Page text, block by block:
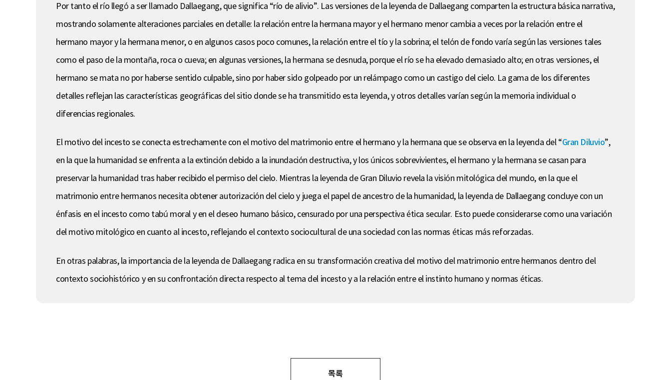
Por tanto el río llegó a ser llamado Dallaegang, que significa “río de alivio”. Las versiones de la leyenda de Dallaegang comparten la estructura básica narrativa,
mostrando solamente alteraciones parciales en detalle: la relación entre la hermana mayor y el hermano menor cambia a veces por la relación entre el
hermano mayor y la hermana menor, o en algunos casos poco comunes, la relación entre el tío y la sobrina; el telón de fondo varía según las versiones tales
como el paso de la montaña, roca o cueva; en algunas versiones, la hermana se desnuda, porque el río se ha elevado demasiado alto; en otras versiones, el
hermano se mata no por haberse sentido culpable, sino por haber sido golpeado por un relámpago como un castigo del cielo. La gama de los diferentes
detalles reflejan las características geográficas del sitio donde se ha transmitido esta leyenda, y otros detalles varían según la memoria individual o
diferencias regionales.
El motivo del incesto se conecta estrechamente con el motivo del matrimonio entre el hermano y la hermana que se observa en la leyenda del “Gran Diluvio”,
en la que la humanidad se enfrenta a la extinción debido a la inundación destructiva, y los únicos sobrevivientes, el hermano y la hermana se casan para
preservar la humanidad tras haber recibido el permiso del cielo. Mientras la leyenda de Gran Diluvio revela la visión mitológica del mundo, en la que el
matrimonio entre hermanos necesita obtener autorización del cielo y juega el papel de ancestro de la humanidad, la leyenda de Dallaegang concluye con un
énfasis en el incesto como tabú moral y en el deseo humano básico, censurado por una perspectiva ética secular. Esto puede considerarse como una variación
del motivo mitológico en cuanto al incesto, reflejando el contexto sociocultural de una sociedad con las normas éticas más reforzadas.
En otras palabras, la importancia de la leyenda de Dallaegang radica en su transformación creativa del motivo del matrimonio entre hermanos dentro del
contexto sociohistórico y en su confrontación directa respecto al tema del incesto y a la relación entre el instinto humano y normas éticas.
목록